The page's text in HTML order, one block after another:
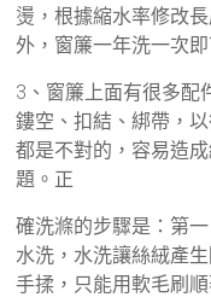
燙，根據縮水率修改
外，窗簾一年洗一次即
3、窗簾上面有很多配
鏤空、扣結、綁帶，
都是不對的，容易造
題。正
確洗滌的步驟是：第
水洗，水洗讓絲絨產
手揉，只能用軟毛刷